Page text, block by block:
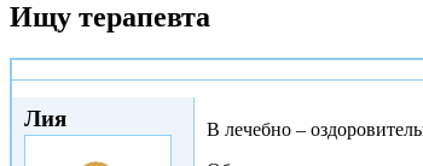
Ищу терапевта
Лия
В лечебно –